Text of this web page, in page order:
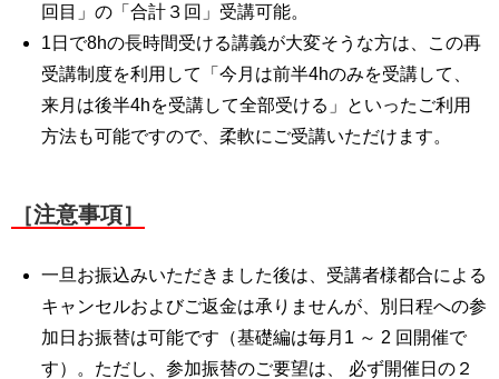
回目」の「合計３回」受講可能。
1日で8hの長時間受ける講義が大変そうな方は、この再
受講制度を利用して「今月は前半4hのみを受講して、
来月は後半4hを受講して全部受ける」といったご利用
方法も可能ですので、柔軟にご受講いただけます。
［注意事項］
一旦お振込みいただきました後は、受講者様都合による
キャンセルおよびご返金は承りませんが、別日程への参
加日お振替は可能です（基礎編は毎月1 ～ 2 回開催で
す）。ただし、参加振替のご要望は、 必ず開催日の２